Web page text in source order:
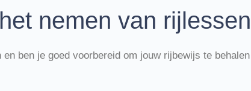
nemen van rijlessen
ben je goed voorbereid om jouw rijbewijs te behalen